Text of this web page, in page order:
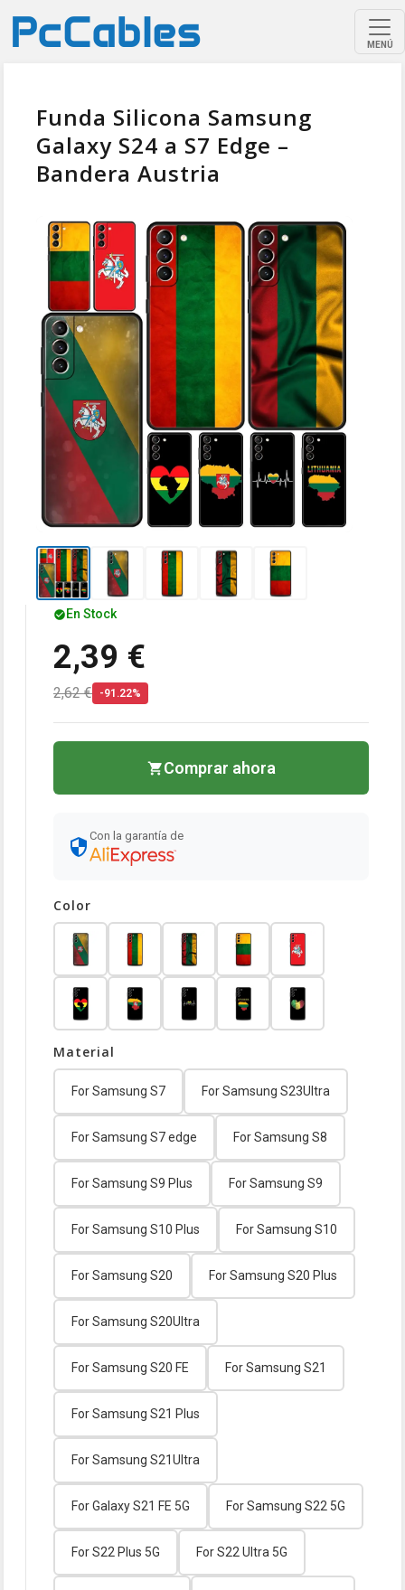
MENÚ
Funda Silicona Samsung
Galaxy S24 a S7 Edge –
Bandera Austria
En Stock
2,39 €
2,62 € -91.22%
Comprar ahora
Con la garantía de
Color
Material
For Samsung S7 For Samsung S23Ultra
For Samsung S7 edge For Samsung S8
For Samsung S9 Plus For Samsung S9
For Samsung S10 Plus For Samsung S10
For Samsung S20 For Samsung S20 Plus
For Samsung S20Ultra
For Samsung S20 FE For Samsung S21
For Samsung S21 Plus
For Samsung S21Ultra
For Galaxy S21 FE 5G For Samsung S22 5G
For S22 Plus 5G For S22 Ultra 5G